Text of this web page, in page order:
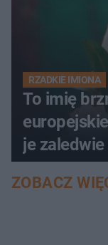
RZADKIE IMIONA
To imię
je
ZOBACZ